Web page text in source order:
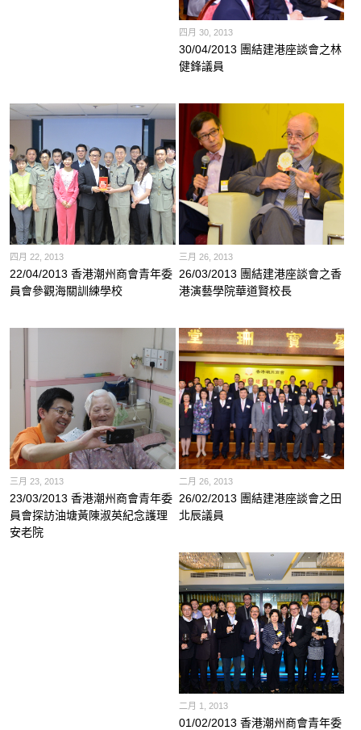
四月 30, 2013
30/04/2013 團結建港座談會之林
健鋒議員
四月 22, 2013
22/04/2013 香港潮州商會青年委
員會參觀海關訓練學校
三月 26, 2013
26/03/2013 團結建港座談會之香
港演藝學院華道賢校長
三月 23, 2013
23/03/2013 香港潮州商會青年委
員會探訪油塘黃陳淑英紀念護理
安老院
二月 26, 2013
26/02/2013 團結建港座談會之田
北辰議員
二月 1, 2013
01/02/2013 香港潮州商會青年委